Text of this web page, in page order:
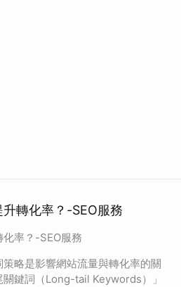
轉化率？-SEO服務
率？-SEO服務
略是影響網站流量與轉化率的關
鍵詞（Long-tail Keywords）」